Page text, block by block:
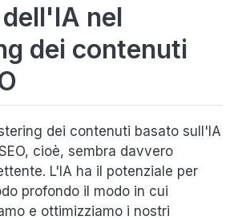
nel
dei contenuti
dei contenuti basato sull'IA
cioè, sembra davvero
L'IA ha il potenziale per
profondo il modo in cui
e ottimizziamo i nostri